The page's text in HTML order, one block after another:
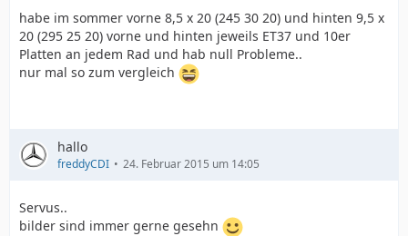
habe im sommer vorne 8,5 x 20 (245 30 20) und hinten 9,5 x
20 (295 25 20) vorne und hinten jeweils ET37 und 10er
Platten an jedem Rad und hab null Probleme..
nur mal so zum vergleich
hallo
freddyCDI 24. Februar 2015 um 14:05
Servus..
bilder sind immer gerne gesehn